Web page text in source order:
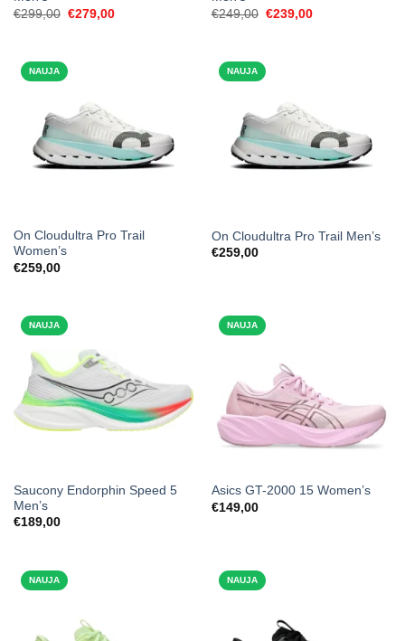
€299,00 Original
€279,00Current
€249,00 Original
€239,00Current
NAUJA
On Cloudultra Pro Trail
Women’s
€259,00
NAUJA
On Cloudultra Pro Trail Men’s
€259,00
NAUJA
Saucony Endorphin Speed 5
Men’s
€189,00
NAUJA
Asics GT-2000 15 Women’s
€149,00
NAUJA NAUJA